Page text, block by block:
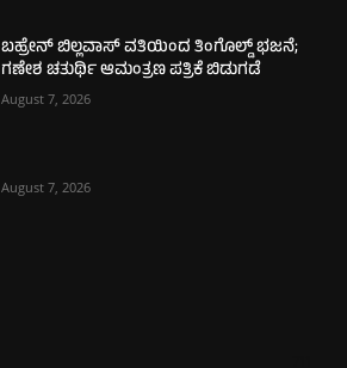
ಬಹ್ರೇನ್ ಬಿಲ್ಲವಾಸ್ ವತಿಯಿಂದ ತಿಂಗೊಲ್ಡ್ ಭಜನೆ;
ಗಣೇಶ ಚತುರ್ಥಿ ಆಮಂತ್ರಣ ಪತ್ರಿಕೆ ಬಿಡುಗಡೆ
August 7, 2026
August 7, 2026